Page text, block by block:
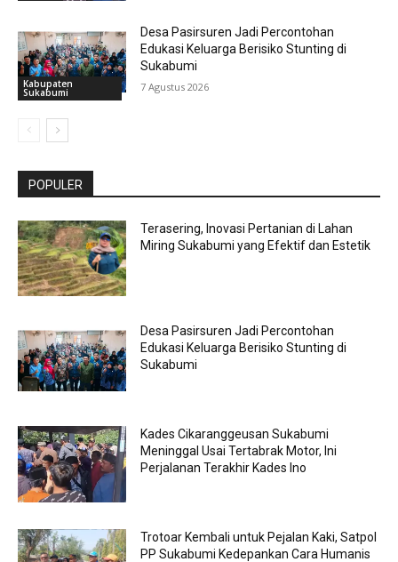
Kabupaten
Sukabumi
Desa Pasirsuren Jadi Percontohan
Edukasi Keluarga Berisiko Stunting di
Sukabumi
7 Agustus 2026
POPULER
Terasering, Inovasi Pertanian di Lahan
Miring Sukabumi yang Efektif dan Estetik
Desa Pasirsuren Jadi Percontohan
Edukasi Keluarga Berisiko Stunting di
Sukabumi
Kades Cikaranggeusan Sukabumi
Meninggal Usai Tertabrak Motor, Ini
Perjalanan Terakhir Kades Ino
Trotoar Kembali untuk Pejalan Kaki, Satpol
PP Sukabumi Kedepankan Cara Humanis